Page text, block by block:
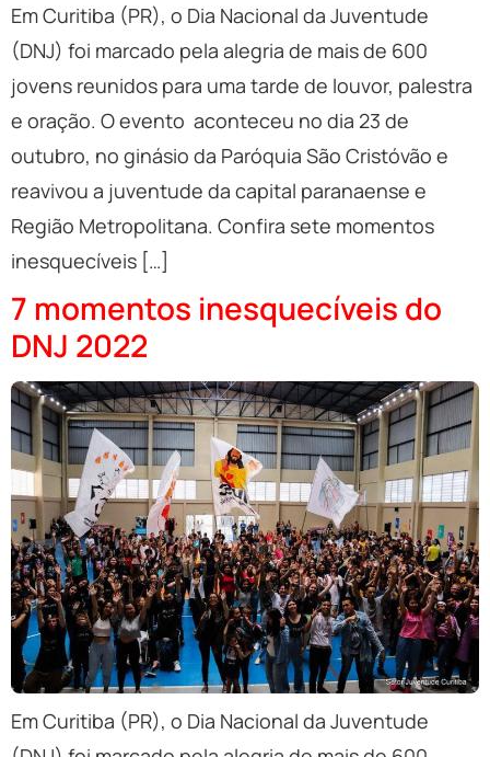
Em Curitiba (PR), o Dia Nacional da Juventude
(DNJ) foi marcado pela alegria de mais de 600
jovens reunidos para uma tarde de louvor, palestra
e oração. O evento aconteceu no dia 23 de
outubro, no ginásio da Paróquia São Cristóvão e
reavivou a juventude da capital paranaense e
Região Metropolitana. Confira sete momentos
inesquecíveis […]
7 momentos inesquecíveis do
DNJ 2022
Em Curitiba (PR), o Dia Nacional da Juventude